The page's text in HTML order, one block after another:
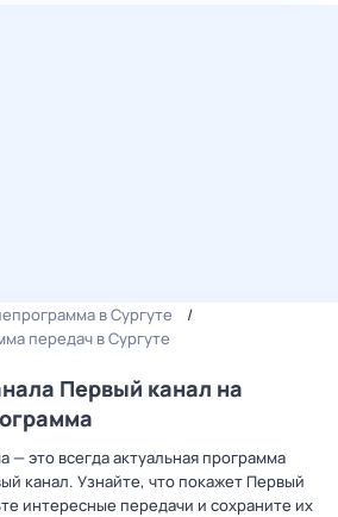
в Сургуте
передач в Сургуте
Первый канал на
это всегда актуальная программа
канал. Узнайте, что покажет Первый
интересные передачи и сохраните их